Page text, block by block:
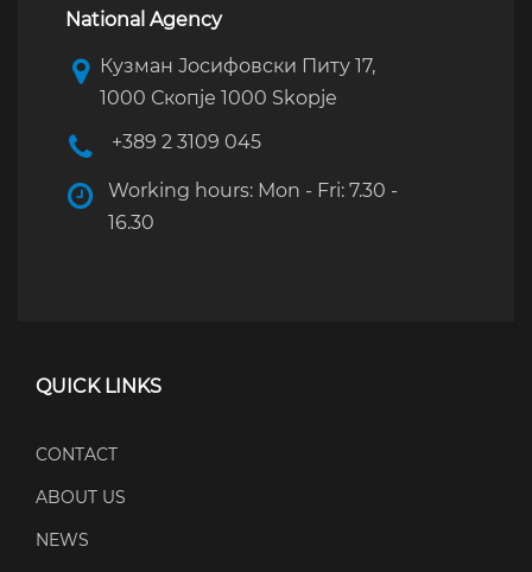
National Agency
Кузман Јосифовски Питу 17,
1000 Скопје 1000 Skopje
+389 2 3109 045
Working hours: Mon - Fri: 7.30 -
16.30
QUICK LINKS
CONTACT
ABOUT US
NEWS